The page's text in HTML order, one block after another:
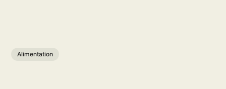
Alimentation